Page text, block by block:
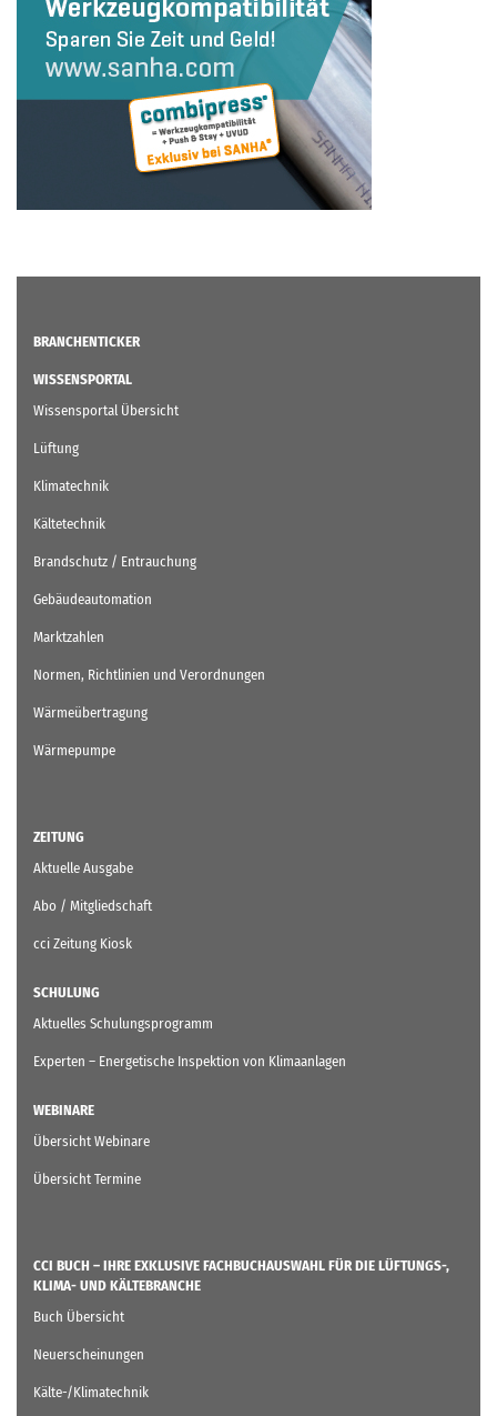
BRANCHENTICKER
WISSENSPORTAL
Wissensportal Übersicht
Lüftung
Klimatechnik
Kältetechnik
Brandschutz / Entrauchung
Gebäudeautomation
Marktzahlen
Normen, Richtlinien und Verordnungen
Wärmeübertragung
Wärmepumpe
ZEITUNG
Aktuelle Ausgabe
Abo / Mitgliedschaft
cci Zeitung Kiosk
SCHULUNG
Aktuelles Schulungsprogramm
Experten – Energetische Inspektion von Klimaanlagen
WEBINARE
Übersicht Webinare
Übersicht Termine
CCI BUCH – IHRE EXKLUSIVE FACHBUCHAUSWAHL FÜR DIE LÜFTUNGS-,
KLIMA- UND KÄLTEBRANCHE
Buch Übersicht
Neuerscheinungen
Kälte-/Klimatechnik